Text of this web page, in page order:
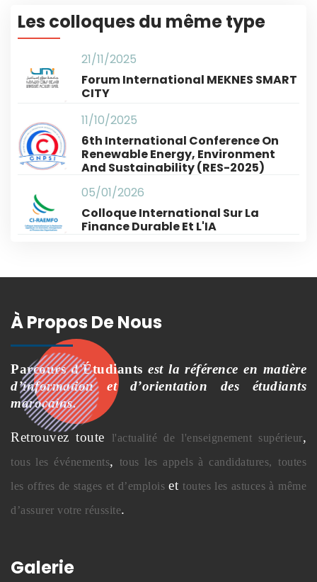
Les colloques du même type
21/11/2025
Forum International MEKNES SMART
CITY
11/10/2025
6th International Conference On
Renewable Energy, Environment
And Sustainability (RES-2025)
05/01/2026
Colloque International Sur La
Finance Durable Et L'IA
À Propos De Nous
Parcours d'Étudiants est la référence en matière
d’information et d’orientation des étudiants
marocains.
Retrouvez toute l'actualité de l'enseignement supérieur,
tous les événements, tous les appels à candidatures, toutes
les offres de stages et d’emploisettoutes les astuces à même
d’assurer votre réussite.
Galerie